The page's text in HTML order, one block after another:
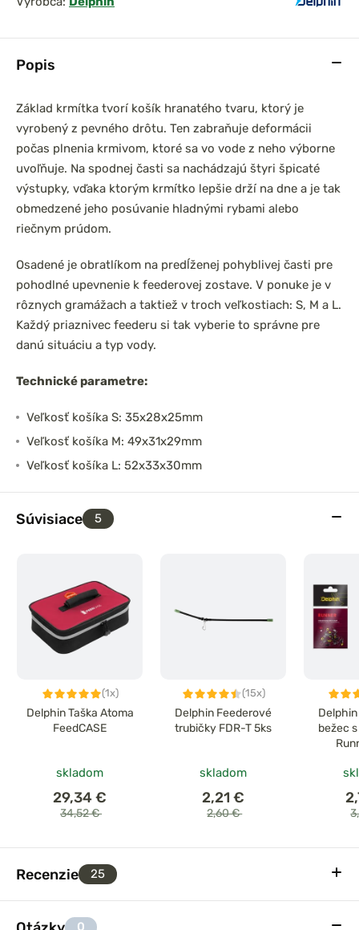
Popis
Základ krmítka tvorí košík hranatého tvaru, ktorý je
vyrobený z pevného drôtu. Ten zabraňuje deformácii
počas plnenia krmivom, ktoré sa vo vode z neho výborne
uvoľňuje. Na spodnej časti sa nachádzajú štyri špicaté
výstupky, vďaka ktorým krmítko lepšie drží na dne a je tak
obmedzené jeho posúvanie hladnými rybami alebo
riečnym prúdom.
Osadené je obratlíkom na predĺženej pohyblivej časti pre
pohodlné upevnenie k feederovej zostave. V ponuke je v
rôznych gramážach a taktiež v troch veľkostiach: S, M a L.
Každý priaznivec feederu si tak vyberie to správne pre
danú situáciu a typ vody.
Technické parametre:
Veľkosť košíka S: 35x28x25mm
Veľkosť košíka M: 49x31x29mm
Veľkosť košíka L: 52x33x30mm
Súvisiace 5
(1x)
Delphin Taška Atoma
FeedCASE
skladom
29,34 €
34,52 €
(15x)
Delphin Feederové
trubičky FDR-T 5ks
skladom
2,21 €
2,60 €
bežec
Recenzie 25
0